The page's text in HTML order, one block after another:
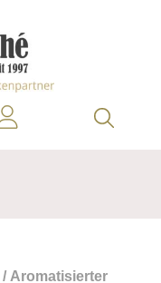
/ Aromatisierter